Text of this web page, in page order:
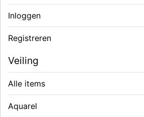
Inloggen
Registreren
Veiling
Alle items
Aquarel